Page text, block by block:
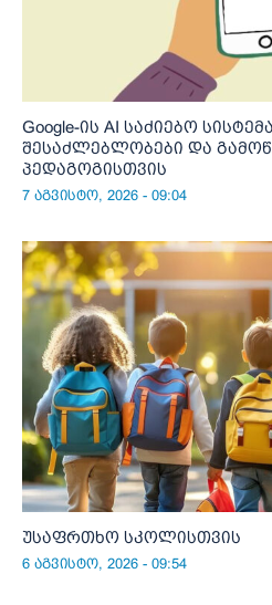
Google-ის AI საძიებო
შესაძლებლობები და
პედაგოგისთვის
7 აგვისტო, 2026 - 09:04
უსაფრთხო სკოლისთვის
6 აგვისტო, 2026 - 09:54